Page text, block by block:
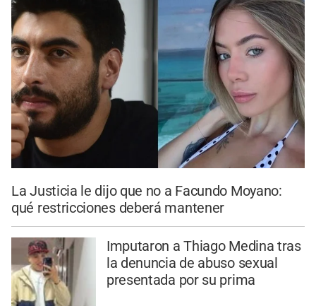
La Justicia le dijo que no a Facundo Moyano:
qué restricciones deberá mantener
Imputaron a Thiago Medina tras
la denuncia de abuso sexual
presentada por su prima